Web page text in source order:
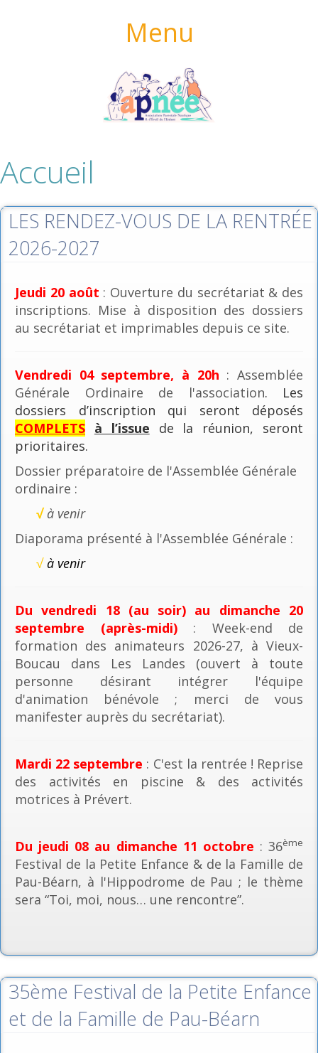
Menu
Accueil
LES RENDEZ-VOUS DE LA RENTRÉE
2026-2027
Jeudi 20 août : Ouverture du secrétariat & des
inscriptions. Mise à disposition des dossiers
au secrétariat et imprimables depuis ce site.
Vendredi 04 septembre, à 20h : Assemblée
Générale Ordinaire de l'association. Les
dossiers d’inscription qui seront déposés
COMPLETS à l’issue de la réunion, seront
prioritaires.
Dossier préparatoire de l'Assemblée Générale
ordinaire :
√ à venir
Diaporama présenté à l'Assemblée Générale :
√à venir
Du vendredi 18 (au soir) au dimanche 20
septembre (après-midi): Week-end de
formation des animateurs 2026-27, à Vieux-
Boucau dans Les Landes (ouvert à toute
personne désirant intégrer l'équipe
d'animation bénévole ; merci de vous
manifester auprès du secrétariat).
Mardi 22 septembre : C'est la rentrée ! Reprise
des activités en piscine & des activités
motrices à Prévert.
Du jeudi 08 au dimanche 11 octobre : 36ème
Festival de la Petite Enfance & de la Famille de
Pau-Béarn, à l'Hippodrome de Pau ; le thème
sera “Toi, moi, nous… une rencontre”.
35ème Festival de la Petite Enfance
et de la Famille de Pau-Béarn